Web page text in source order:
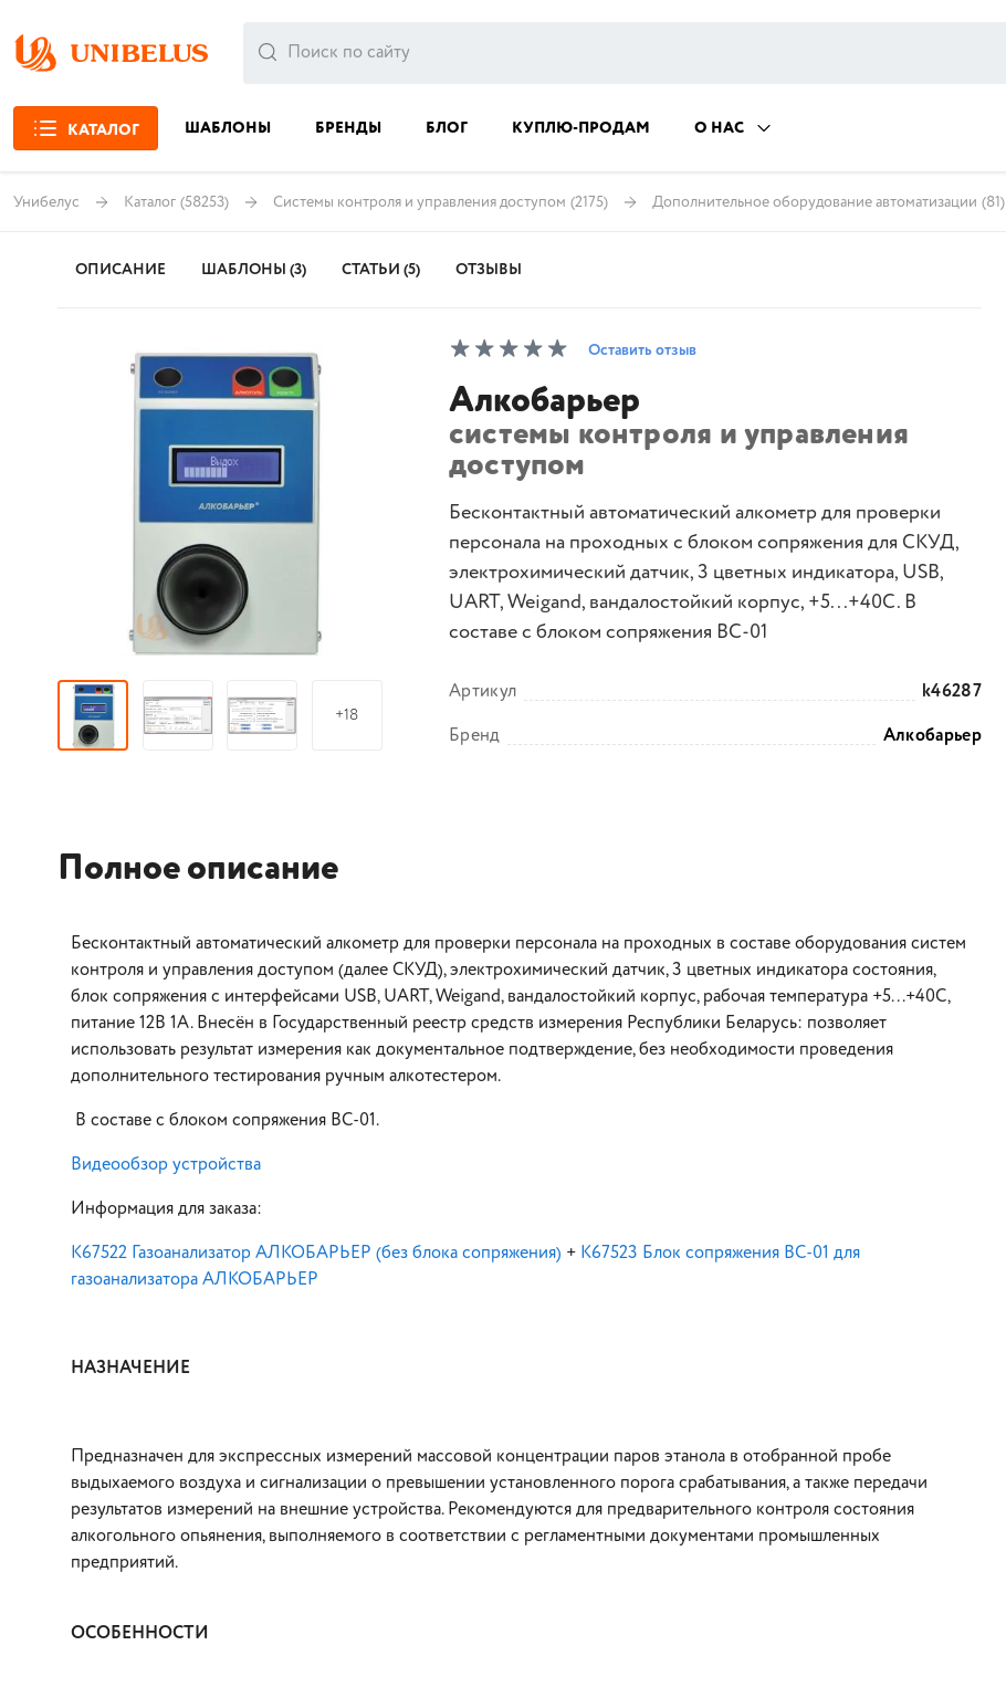
КАТАЛОГ ШАБЛОНЫ БРЕНДЫ БЛОГ КУПЛЮ-ПРОДАМ О НАС
Унибелус Каталог (58253) Системы контроля и управления доступом (2175) Дополнительное оборудование автоматизации (81)
ОПИСАНИЕ ШАБЛОНЫ (3) СТАТЬИ (5) ОТЗЫВЫ
+18
Оставить отзыв
Алкобарьер
системы контроля и управления
доступом
Бесконтактный автоматический алкометр для проверки
персонала на проходных с блоком сопряжения для СКУД,
электрохимический датчик, 3 цветных индикатора, USB,
UART, Weigand, вандалостойкий корпус, +5...+40С. В
составе с блоком сопряжения ВС-01
Артикул
k46287
Бренд
Алкобарьер
Полное описание
Бесконтактный автоматический алкометр для проверки персонала на проходных в составе оборудования систем
контроля и управления доступом (далее СКУД), электрохимический датчик, 3 цветных индикатора состояния,
блок сопряжения с интерфейсами USB, UART, Weigand, вандалостойкий корпус, рабочая температура +5...+40С,
питание 12В 1А. Внесён в Государственный реестр средств измерения Республики Беларусь: позволяет
использовать результат измерения как документальное подтверждение, без необходимости проведения
дополнительного тестирования ручным алкотестером.
В составе с блоком сопряжения ВС-01.
Видеообзор устройства
Информация для заказа:
K67522 Газоанализатор АЛКОБАРЬЕР (без блока сопряжения) + K67523 Блок сопряжения ВС-01 для
газоанализатора АЛКОБАРЬЕР
НАЗНАЧЕНИЕ
Предназначен для экспрессных измерений массовой концентрации паров этанола в отобранной пробе
выдыхаемого воздуха и сигнализации о превышении установленного порога срабатывания, а также передачи
результатов измерений на внешние устройства. Рекомендуются для предварительного контроля состояния
алкогольного опьянения, выполняемого в соответствии с регламентными документами промышленных
предприятий.
ОСОБЕННОСТИ